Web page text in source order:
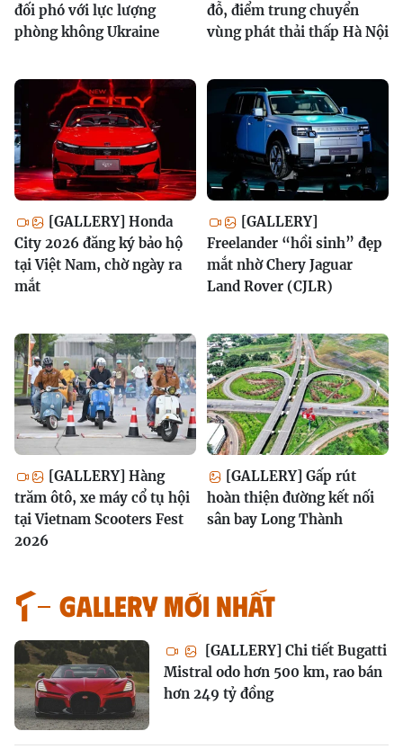
đối phó với lực lượng
phòng không Ukraine
đỗ, điểm trung chuyển
vùng phát thải thấp Hà Nội
[GALLERY] Honda
City 2026 đăng ký bảo hộ
tại Việt Nam, chờ ngày ra
mắt
[GALLERY]
Freelander “hồi sinh” đẹp
mắt nhờ Chery Jaguar
Land Rover (CJLR)
[GALLERY] Hàng
trăm ôtô, xe máy cổ tụ hội
tại Vietnam Scooters Fest
2026
[GALLERY] Gấp rút
hoàn thiện đường kết nối
sân bay Long Thành
GALLERY MỚI NHẤT
[GALLERY] Chi tiết Bugatti
Mistral odo hơn 500 km, rao bán
hơn 249 tỷ đồng